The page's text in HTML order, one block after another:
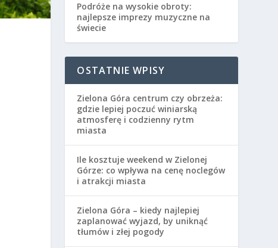
Podróże na wysokie obroty:
najlepsze imprezy muzyczne na
świecie
OSTATNIE WPISY
Zielona Góra centrum czy obrzeża:
gdzie lepiej poczuć winiarską
atmosferę i codzienny rytm
miasta
Ile kosztuje weekend w Zielonej
Górze: co wpływa na cenę noclegów
i atrakcji miasta
Zielona Góra – kiedy najlepiej
zaplanować wyjazd, by uniknąć
tłumów i złej pogody